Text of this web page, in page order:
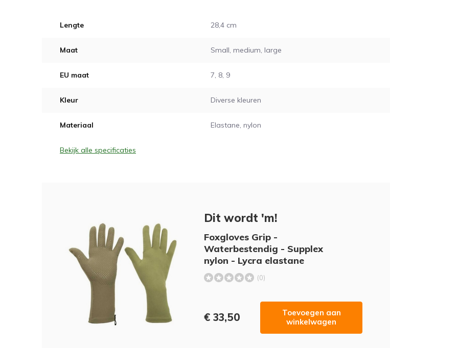
Lengte 28,4 cm
Maat Small, medium, large
EU maat 7, 8, 9
Kleur Diverse kleuren
Materiaal Elastane, nylon
Bekijk alle specificaties
Dit wordt 'm!
Foxgloves Grip -
Waterbestendig - Supplex
nylon - Lycra elastane
(0)
€ 33,50
Toevoegen aan
winkelwagen